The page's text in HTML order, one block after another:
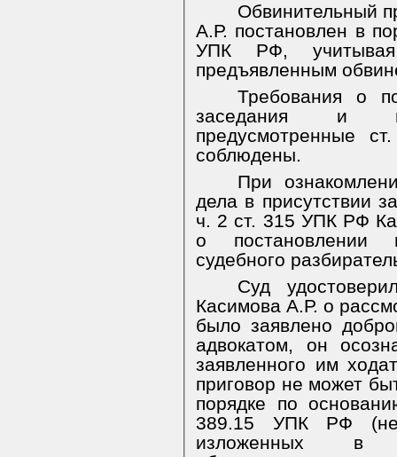
Обвинительный
А.Р. постановлен в
УПК РФ, учитывая
предъявленным
Требования о
заседания и
предусмотренные
соблюдены.
При
дела в присутствии
ч. 2 ст. 315 УПК РФ
о постановлении
судебного
Суд
Касимова А.Р. о
было заявлено
адвокатом, он
заявленного им
приговор не может
порядке по
389.15 УПК РФ
изложенных в